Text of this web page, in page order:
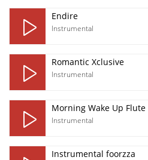
Endire
Instrumental
Romantic Xclusive
Instrumental
Morning Wake Up Flute
Instrumental
Instrumental foorzza